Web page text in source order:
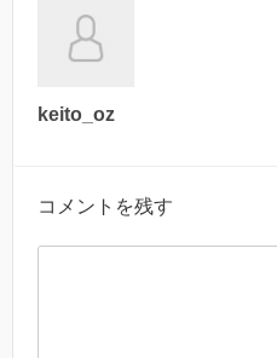
keito_oz
コメントを残す